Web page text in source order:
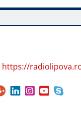
https://